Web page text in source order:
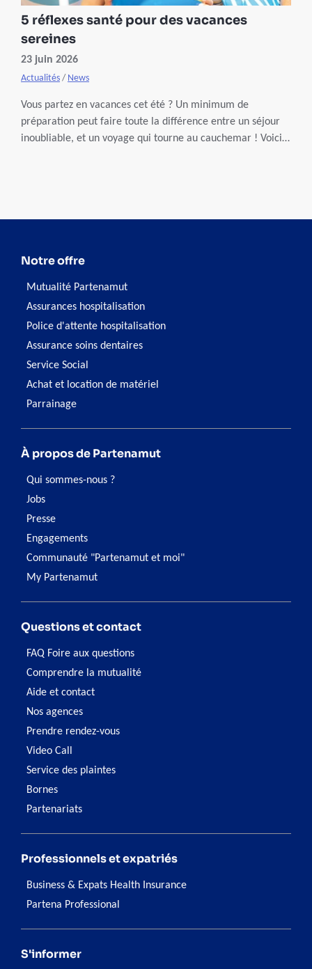
5 réflexes santé pour des vacances
sereines
23 juin 2026
Actualités / News
Vous partez en vacances cet été ? Un minimum de
préparation peut faire toute la différence entre un séjour
inoubliable, et un voyage qui tourne au cauchemar ! Voici 5
Notre offre
Mutualité Partenamut
Assurances hospitalisation
Police d'attente hospitalisation
Assurance soins dentaires
Service Social
Achat et location de matériel
Parrainage
À propos de Partenamut
Qui sommes-nous ?
Jobs
Presse
Engagements
Communauté "Partenamut et moi"
My Partenamut
Questions et contact
FAQ Foire aux questions
Comprendre la mutualité
Aide et contact
Nos agences
Prendre rendez-vous
Video Call
Service des plaintes
Bornes
Partenariats
Professionnels et expatriés
Business & Expats Health Insurance
Partena Professional
S'informer